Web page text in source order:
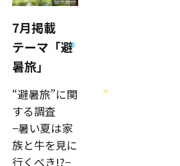
7月掲載
テーマ「避
暑旅」
“避暑旅”に関
する調査
−暑い夏は家
族と牛を見に
行くべき!?−